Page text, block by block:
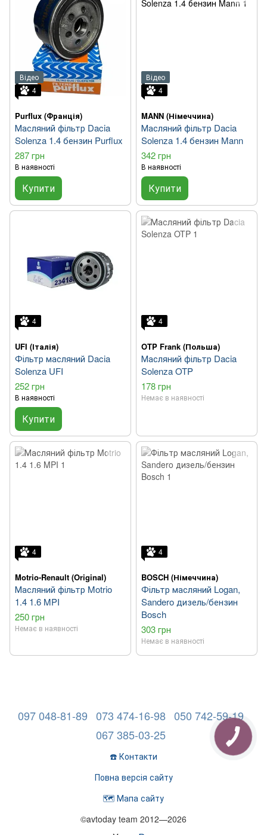
Відео
4
Purflux (Франція)
Масляний фільтр Dacia
Solenza 1.4 бензин Purflux
287 грн
В наявності
Купити
Відео
4
MANN (Німеччина)
Масляний фільтр Dacia
Solenza 1.4 бензин Mann
342 грн
В наявності
Купити
4
UFI (Італія)
Фільтр масляний Dacia
Solenza UFI
252 грн
В наявності
Купити
4
OTP Frank (Польша)
Масляний фільтр Dacia
Solenza OTP
178 грн
Немає в наявності
4
Motrio-Renault (Original)
Масляний фільтр Motrio
1.4 1.6 MPI
250 грн
Немає в наявності
4
BOSCH (Німеччина)
Фільтр масляний Logan,
Sandero дизель/бензин
Bosch
303 грн
Немає в наявності
097 048-81-89 073 474-16-98 050 742-59-19
067 385-03-25
☎️ Контакти
Повна версія сайту
🗺️ Мапа сайту
©avtoday team 2012—2026